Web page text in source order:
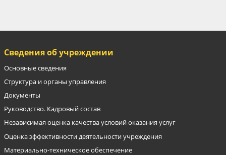
Сведения об учреждении
Основные сведения
Структура и органы управления
Документы
Руководство. Кадровый состав
Независимая оценка качества условий оказания услуг
Оценка эффективности деятельности учреждения
Материально-техническое обеспечение